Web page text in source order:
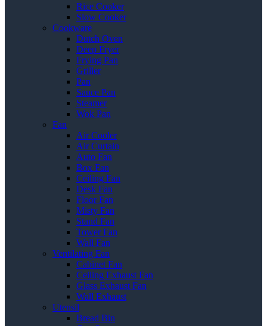
Rice Cooker
Slow Cooker
Cookware
Dutch Oven
Deep Fryer
Frying Pan
Griller
Pan
Sauce Pan
Steamer
Wok Pan
Fan
Air Cooler
Air Curtain
Auto Fan
Box Fan
Ceiling Fan
Desk Fan
Floor Fan
Misty Fan
Stand Fan
Tower Fan
Wall Fan
Ventilating Fan
Cabinet Fan
Ceiling Exhaust Fan
Glass Exhaust Fan
Wall Exhaust
Utensil
Bread Bin